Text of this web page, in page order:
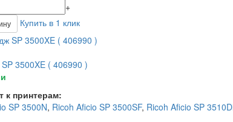
+
Купить в 1 клик
3500XE ( 406990 )
к принтерам:
SP 3500N, Ricoh Aficio SP 3500SF, Ricoh Aficio SP